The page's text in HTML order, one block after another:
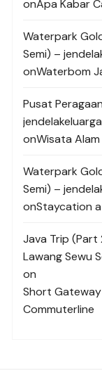
onApa Kabar
Waterpark
Semi) –
onWaterbom
Pusat
onWisata
Waterpark
Semi) –
onStaycation
Java Trip (Part
Lawang Sewu
on
Short
Commuterline